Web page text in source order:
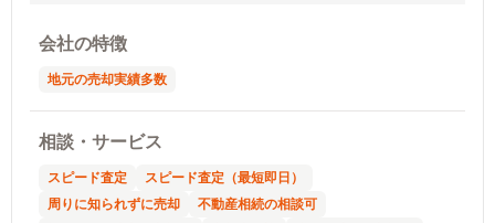
会社の特徴
地元の売却実績多数
相談・サービス
スピード査定
スピード査定（最短即日）
周りに知られずに売却
不動産相続の相談可